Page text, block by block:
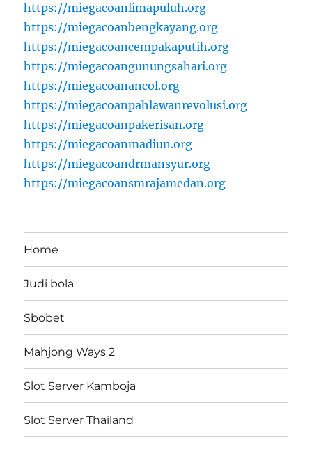
https://miegacoanlimapuluh.org
https://miegacoanbengkayang.org
https://miegacoancempakaputih.org
https://miegacoangunungsahari.org
https://miegacoanancol.org
https://miegacoanpahlawanrevolusi.org
https://miegacoanpakerisan.org
https://miegacoanmadiun.org
https://miegacoandrmansyur.org
https://miegacoansmrajamedan.org
Home
Judi bola
Sbobet
Mahjong Ways 2
Slot Server Kamboja
Slot Server Thailand